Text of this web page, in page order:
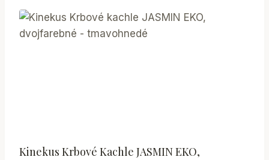
Kinekus Krbové Kachle JASMIN EKO,